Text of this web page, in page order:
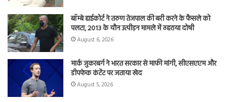
बॉम्बे हाईकोर्ट ने तरुण तेजपाल की बरी करने के फैसले को
पलटा, 2013 के यौन उत्पीड़न मामले में ठहराया दोषी
August 6, 2026
मार्क जुकरबर्ग ने भारत सरकार से माफी मांगी, सीएसएएम और
डीपफेक कंटेंट पर जताया खेद
August 5, 2026